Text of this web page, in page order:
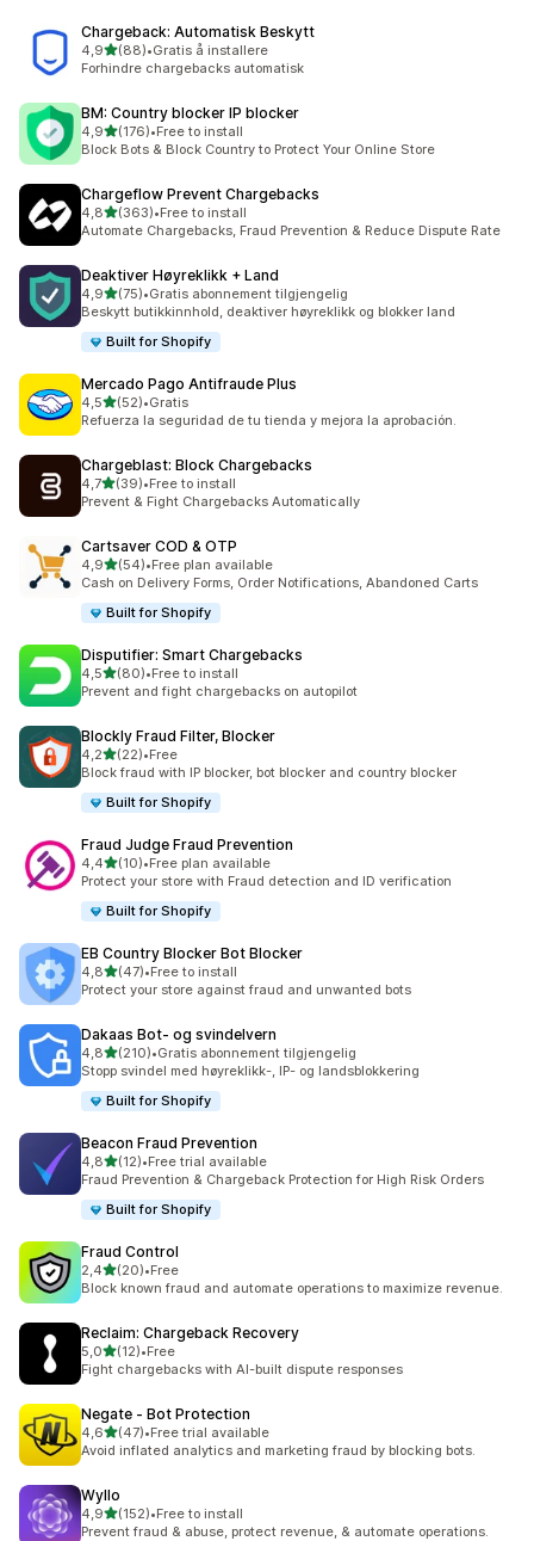
Chargeback: Automatisk Beskytt
4,9av 5 stjerner
(88)
Totalt 88 omtaler
•Gratis å installere
Forhindre chargebacks automatisk
BM: Country blocker IP blocker
4,9av 5 stjerner
(176)
Totalt 176 omtaler
•Free to install
Block Bots & Block Country to Protect Your Online Store
Chargeflow Prevent Chargebacks
4,8av 5 stjerner
(363)
Totalt 363 omtaler
•Free to install
Automate Chargebacks, Fraud Prevention & Reduce Dispute Rate
Deaktiver Høyreklikk + Land
4,9av 5 stjerner
(75)
Totalt 75 omtaler
•Gratis abonnement tilgjengelig
Beskytt butikkinnhold, deaktiver høyreklikk og blokker land
Built for Shopify
Mercado Pago Antifraude Plus
4,5av 5 stjerner
(52)
Totalt 52 omtaler
•Gratis
Refuerza la seguridad de tu tienda y mejora la aprobación.
Chargeblast: Block Chargebacks
4,7av 5 stjerner
(39)
Totalt 39 omtaler
•Free to install
Prevent & Fight Chargebacks Automatically
Cartsaver COD & OTP
4,9av 5 stjerner
(54)
Totalt 54 omtaler
•Free plan available
Cash on Delivery Forms, Order Notifications, Abandoned Carts
Built for Shopify
Disputifier: Smart Chargebacks
4,5av 5 stjerner
(80)
Totalt 80 omtaler
•Free to install
Prevent and fight chargebacks on autopilot
Blockly Fraud Filter, Blocker
4,2av 5 stjerner
(22)
Totalt 22 omtaler
•Free
Block fraud with IP blocker, bot blocker and country blocker
Built for Shopify
Fraud Judge Fraud Prevention
4,4av 5 stjerner
(10)
Totalt 10 omtaler
•Free plan available
Protect your store with Fraud detection and ID verification
Built for Shopify
EB Country Blocker Bot Blocker
4,8av 5 stjerner
(47)
Totalt 47 omtaler
•Free to install
Protect your store against fraud and unwanted bots
Dakaas Bot‑ og svindelvern
4,8av 5 stjerner
(210)
Totalt 210 omtaler
•Gratis abonnement tilgjengelig
Stopp svindel med høyreklikk-, IP- og landsblokkering
Built for Shopify
Beacon Fraud Prevention
4,8av 5 stjerner
(12)
Totalt 12 omtaler
•Free trial available
Fraud Prevention & Chargeback Protection for High Risk Orders
Built for Shopify
Fraud Control
2,4av 5 stjerner
(20)
Totalt 20 omtaler
•Free
Block known fraud and automate operations to maximize revenue.
Reclaim: Chargeback Recovery
5,0av 5 stjerner
(12)
Totalt 12 omtaler
•Free
Fight chargebacks with AI-built dispute responses
Negate ‑ Bot Protection
4,6av 5 stjerner
(47)
Totalt 47 omtaler
•Free trial available
Avoid inflated analytics and marketing fraud by blocking bots.
Wyllo
4,9av 5 stjerner
(152)
Totalt 152 omtaler
•Free to install
Prevent fraud & abuse, protect revenue, & automate operations.